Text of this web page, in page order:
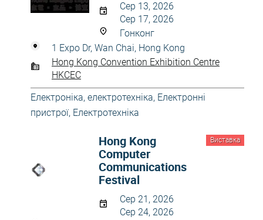
Сер 13, 2026
Сер 17, 2026
Гонконг
1 Expo Dr, Wan Chai, Hong Kong
Hong Kong Convention Exhibition Centre
HKCEC
Електроніка, електротехніка, Електронні
пристрої, Електротехніка
Виставка
Hong Kong
Computer
Communications
Festival
Сер 21, 2026
Сер 24, 2026